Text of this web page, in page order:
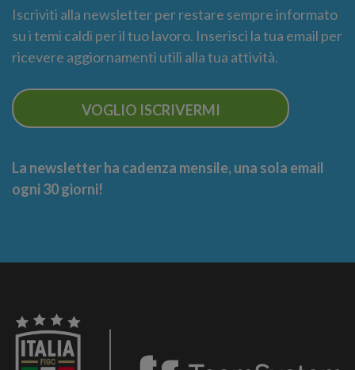
Iscriviti alla newsletter per restare sempre informato
su i temi caldi per il tuo lavoro. Inserisci la tua email per
ricevere aggiornamenti utili alla tua attività.
VOGLIO ISCRIVERMI
La newsletter ha cadenza mensile, una sola email
ogni 30 giorni!